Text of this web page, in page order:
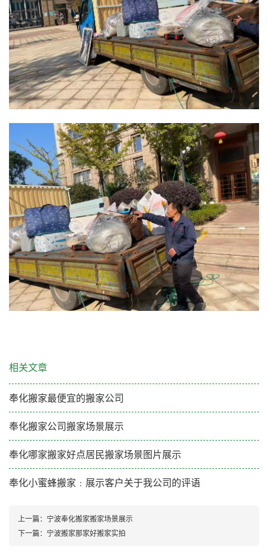
相关文章
奉化搬家最便宜的搬家公司
奉化搬家公司搬家场景展示
奉化哪家搬家好点居民搬家场景图片展示
奉化小蜜蜂搬家﹕展示客户关于我公司的评语
上一篇： 宁波奉化搬家搬家场景展示
下一篇： 宁波搬家那家好搬家实拍